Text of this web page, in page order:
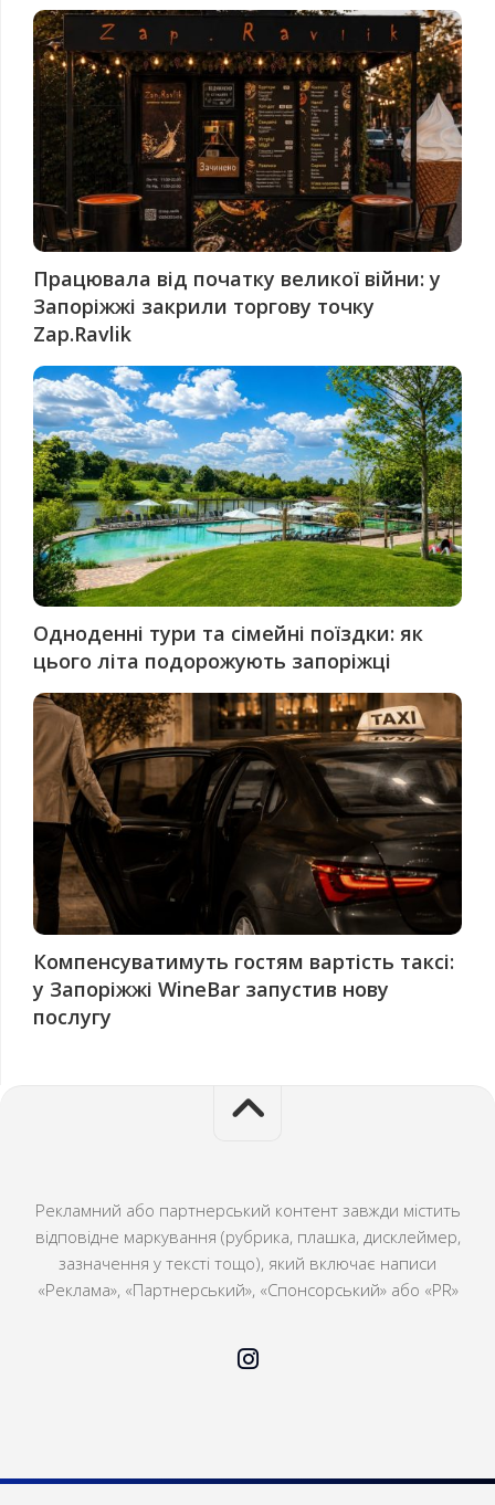
Працювала від початку великої війни: у
Запоріжжі закрили торгову точку
Zap.Ravlik
Одноденні тури та сімейні поїздки: як
цього літа подорожують запоріжці
Компенсуватимуть гостям вартість таксі:
у Запоріжжі WineBar запустив нову
послугу
Рекламний або партнерський контент завжди містить
відповідне маркування (рубрика, плашка, дисклеймер,
зазначення у тексті тощо), який включає написи
«Реклама», «Партнерський», «Спонсорський» або «PR»